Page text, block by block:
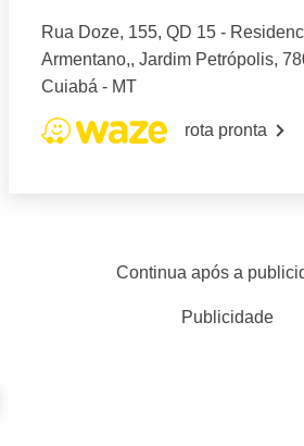
Rua Doze, 155, QD 15 -
Armentano,, Jardim Petrópolis,
Cuiabá - MT
rota pronta
Continua após a
Publicidade